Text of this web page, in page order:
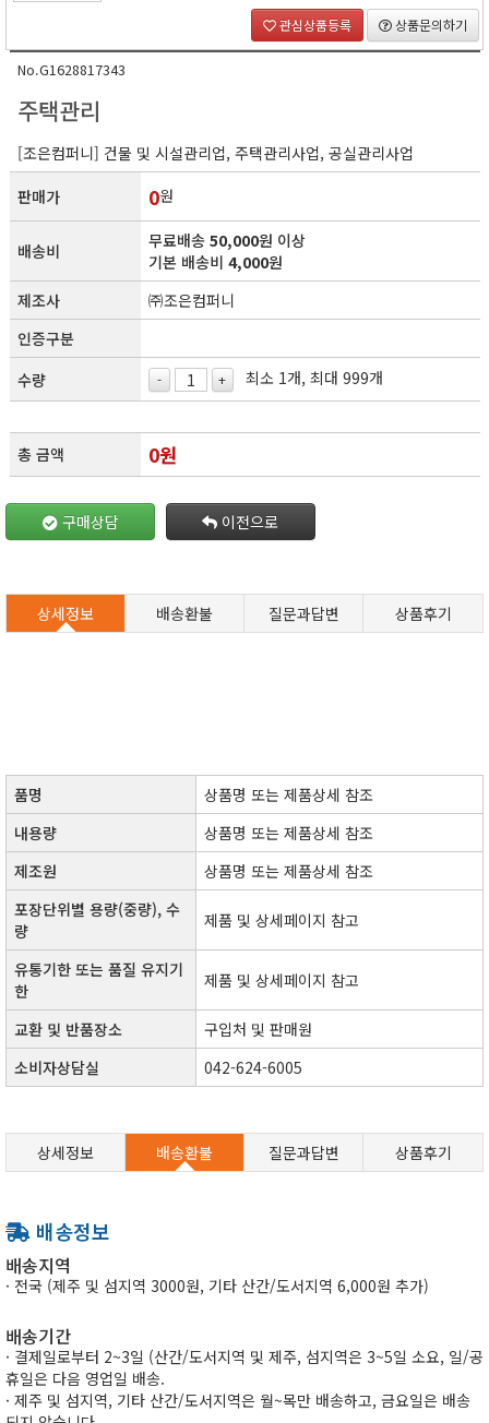
관심상품등록 상품문의하기
No.G1628817343
주택관리
[조은컴퍼니] 건물 및 시설관리업, 주택관리사업, 공실관리사업
판매가
0원
배송비 무료배송 50,000원 이상
기본 배송비 4,000원
제조사
㈜조은컴퍼니
인증구분
수량
- + 최소 1개, 최대 999개
총 금액 0원
구매상담 이전으로
상세정보 배송환불 질문과답변 상품후기
품명
상품명 또는 제품상세 참조
내용량
상품명 또는 제품상세 참조
제조원
​상품명 또는 제품상세 참조​
포장단위별 용량(중량), 수
량
제품 및 상세페이지 참고
유통기한 또는 품질 유지기
한
​제품 및 상세페이지 참고​
교환 및 반품장소
구입처 및 판매원
소비자상담실
042-624-6005
상세정보 배송환불 질문과답변 상품후기
배송정보
배송지역
· 전국 (제주 및 섬지역 3000원, 기타 산간/도서지역 6,000원 추가)
배송기간
· 결제일로부터 2~3일 (산간/도서지역 및 제주, 섬지역은 3~5일 소요, 일/공
휴일은 다음 영업일 배송.
· 제주 및 섬지역, 기타 산간/도서지역은 월~목만 배송하고, 금요일은 배송